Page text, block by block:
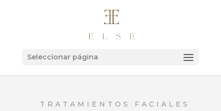
Seleccionar página
TRATAMIENTOS FACIALES